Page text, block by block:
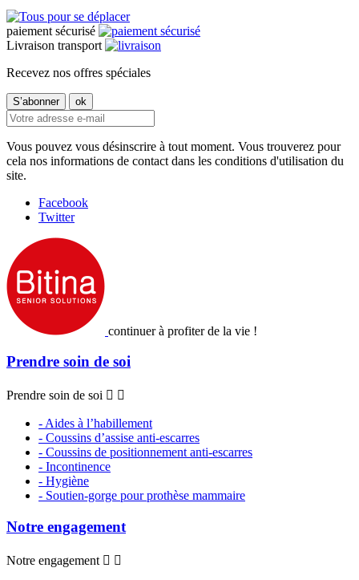
paiement sécurisé
Livraison transport
Recevez nos offres spéciales
Vous pouvez vous désinscrire à tout moment. Vous trouverez pour
cela nos informations de contact dans les conditions d'utilisation du
site.
Facebook
Twitter
continuer à profiter de la vie !
Prendre soin de soi
Prendre soin de soi  
- Aides à l’habillement
- Coussins d’assise anti-escarres
- Coussins de positionnement anti-escarres
- Incontinence
- Hygiène
- Soutien-gorge pour prothèse mammaire
Notre engagement
Notre engagement  